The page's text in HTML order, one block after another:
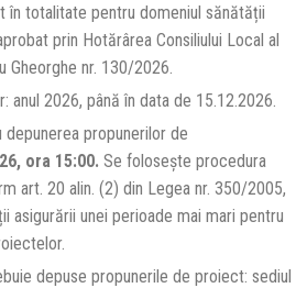
în totalitate pentru domeniul sănătății
prin Hotărârea Consiliului Local al
Gheorghe nr. 130/2026.
anul 2026, până în data de 15.12.2026.
propunerilor de
ora 15:00. Se folosește procedura
art. 20 alin. (2) din Legea nr. 350/2005,
asigurării unei perioade mai mari pentru
depuse propunerile de proiect: sediul